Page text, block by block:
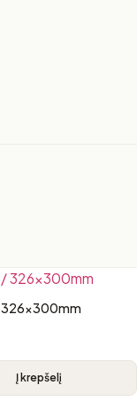
326x300mm
Į krepšelį